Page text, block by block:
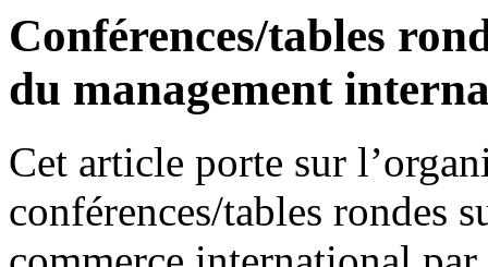
Conférences/tables
du management
Cet article porte sur
conférences/tables rondes